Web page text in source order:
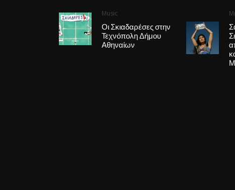
Music
Οι Σκιαδαρέσες στην
Τεχνόπολη Δήμου
Αθηναίων